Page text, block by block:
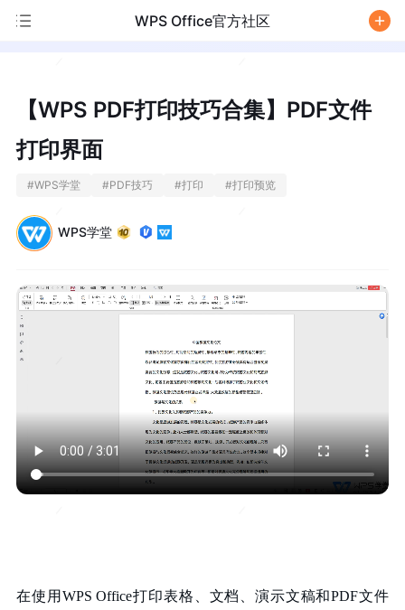
WPS Office官方社区
【WPS PDF打印技巧合集】PDF文件
打印界面
#WPS学堂 #PDF技巧 #打印 #打印预览
WPS学堂
在使用WPS Office打印表格、文档、演示文稿和PDF文件